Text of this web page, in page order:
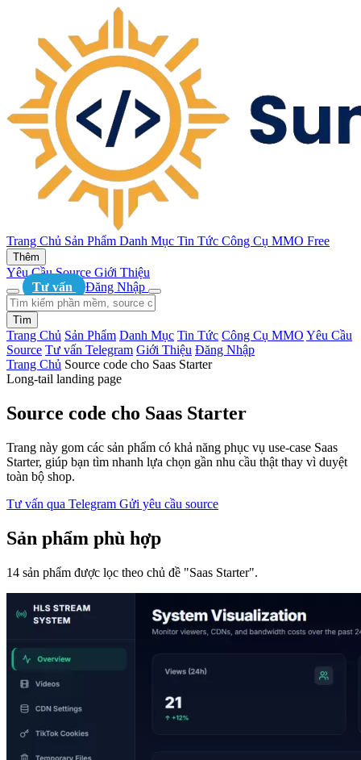
Trang Chủ Sản Phẩm Danh Mục Tin Tức Công Cụ MMO Free
Thêm
Yêu Cầu Source Giới Thiệu
Tư vấn
Đăng Nhập
Tìm
Trang Chủ Sản Phẩm Danh Mục Tin Tức Công Cụ MMO Yêu Cầu
Source Tư vấn Telegram Giới Thiệu Đăng Nhập
Trang Chủ Source code cho Saas Starter
Long-tail landing page
Source code cho Saas Starter
Trang này gom các sản phẩm có khả năng phục vụ use-case Saas
Starter, giúp bạn tìm nhanh lựa chọn gần nhu cầu thật thay vì duyệt
toàn bộ shop.
Tư vấn qua Telegram Gửi yêu cầu source
Sản phẩm phù hợp
14 sản phẩm được lọc theo chủ đề "Saas Starter".